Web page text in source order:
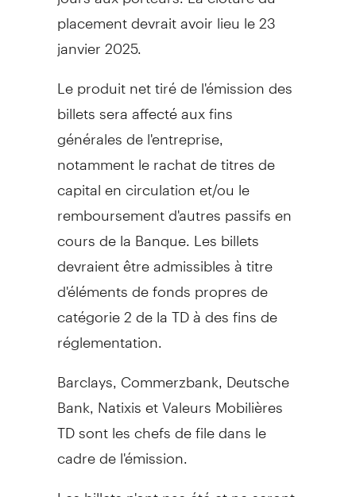
placement devrait avoir lieu le 23
janvier 2025.
Le produit net tiré de l'émission des
billets sera affecté aux fins
générales de l'entreprise,
notamment le rachat de titres de
capital en circulation et/ou le
remboursement d'autres passifs en
cours de la Banque. Les billets
devraient être admissibles à titre
d'éléments de fonds propres de
catégorie 2 de la TD à des fins de
réglementation.
Barclays, Commerzbank, Deutsche
Bank, Natixis et Valeurs Mobilières
TD sont les chefs de file dans le
cadre de l'émission.